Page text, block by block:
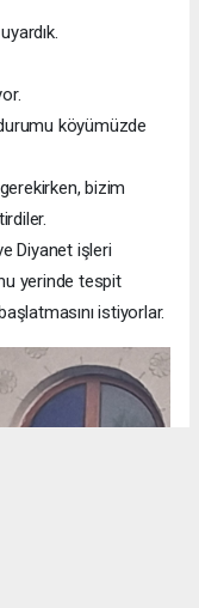
köyümüzde
bizim
Diyanet işleri
yerinde tespit
istiyorlar.